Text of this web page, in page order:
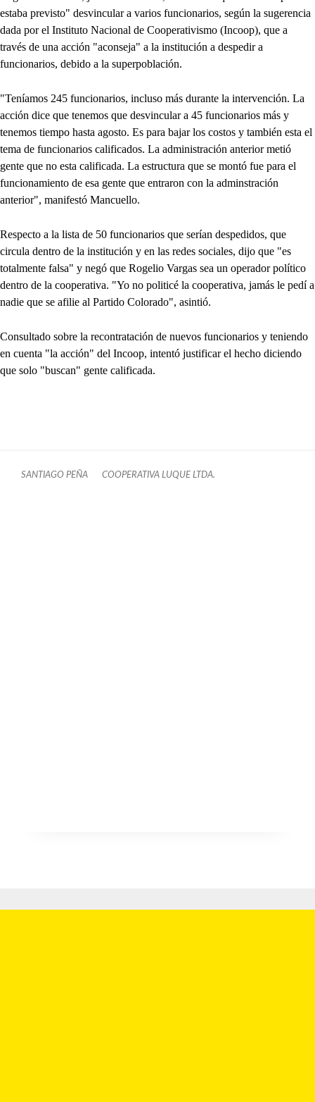
estaba previsto" desvincular a varios funcionarios, según la sugerencia
dada por el Instituto Nacional de Cooperativismo (Incoop), que a
través de una acción "aconseja" a la institución a despedir a
funcionarios, debido a la superpoblación.
"Teníamos 245 funcionarios, incluso más durante la intervención. La
acción dice que tenemos que desvincular a 45 funcionarios más y
tenemos tiempo hasta agosto. Es para bajar los costos y también esta el
tema de funcionarios calificados. La administración anterior metió
gente que no esta calificada. La estructura que se montó fue para el
funcionamiento de esa gente que entraron con la adminstración
anterior", manifestó Mancuello.
Respecto a la lista de 50 funcionarios que serían despedidos, que
circula dentro de la institución y en las redes sociales, dijo que "es
totalmente falsa" y negó que Rogelio Vargas sea un operador político
dentro de la cooperativa. "Yo no politicé la cooperativa, jamás le pedí a
nadie que se afilie al Partido Colorado", asintió.
Consultado sobre la recontratación de nuevos funcionarios y teniendo
en cuenta "la acción" del Incoop, intentó justificar el hecho diciendo
que solo "buscan" gente calificada.
SANTIAGO PEÑA COOPERATIVA LUQUE LTDA.